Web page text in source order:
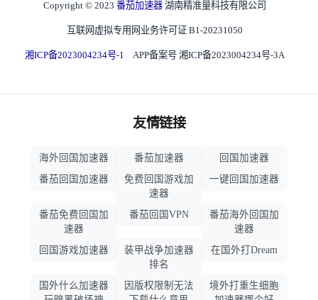
Copyright © 2023 番茄加速器 湖南精准量科技有限公司
互联网虚拟专用网业务许可证 B1-20231050
湘ICP备2023004234号-1 APP备案号 湘ICP备2023004234号-3A
友情链接
海外回国加速器 番茄加速器
回国加速器
番茄回国加速器
免费回国游戏加
速器
一键回国加速器
番茄免费回国加
速器
番茄回国VPN
番茄海外回国加
速器
回国游戏加速器
装甲战争加速器
排名
在国外打Dream
国外什么加速器
因版权限制无法
境外打重生细胞